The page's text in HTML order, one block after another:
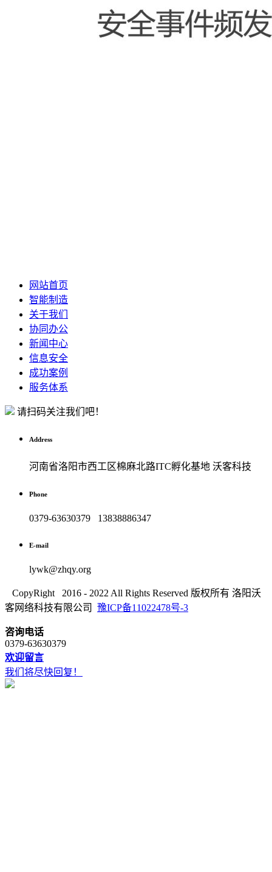
网站首页
智能制造
关于我们
协同办公
新闻中心
信息安全
成功案例
服务体系
请扫码关注我们吧！
Address
河南省洛阳市西工区棉麻北路ITC孵化基地 沃客科技
Phone
0379-63630379 13838886347
E-mail
lywk@zhqy.org
CopyRight 2016 - 2022 All Rights Reserved 版权所有 洛阳沃
客网络科技有限公司 豫ICP备11022478号-3
咨询电话
0379-63630379
欢迎留言
我们将尽快回复！